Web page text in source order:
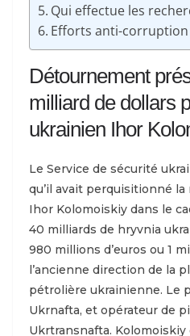
Qui effectue les
Efforts anti-corruption
Détournement
milliard de dollars
ukrainien Ihor
Le Service de sécurité
qu’il avait perquisitionné la
Ihor Kolomoiskiy dans le
40 milliards de hryvnia
980 millions d’euros ou 1
l’ancienne direction de la
pétrolière ukrainienne. Le
Ukrnafta, et opérateur de
Ukrtransnafta.